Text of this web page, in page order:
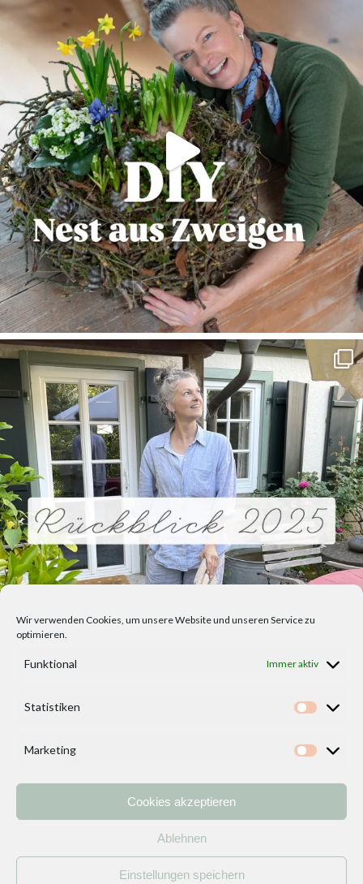
Wir verwenden Cookies, um unsere Website und unseren Service zu
optimieren.
Funktional Immer aktiv
Statistiken
Marketing
Cookies akzeptieren
Ablehnen
Einstellungen speichern
Kontakt
Impressum/ Datenschutzerklärung